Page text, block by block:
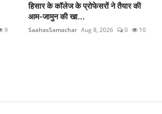
9
हिसार के कॉलेज के प्रोफेसरों ने तैयार की
आम-जामुन की खा...
SaahasSamachar Aug 8, 2026 0 10